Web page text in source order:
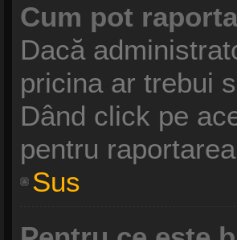
Cum pot
Dacă
pricina ar trebui
Dând click pe
pentru
Sus